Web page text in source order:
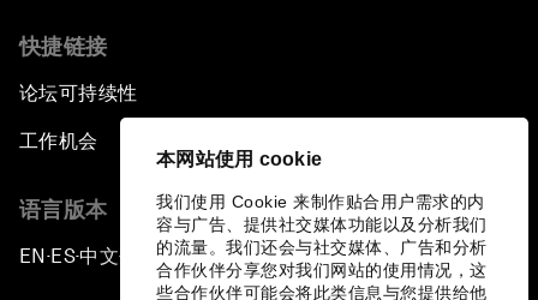
本网站使用 cookie
我们使用 Cookie 来制作贴合用户需求的内
容与广告、提供社交媒体功能以及分析我们
的流量。我们还会与社交媒体、广告和分析
合作伙伴分享您对我们网站的使用情况，这
些合作伙伴可能会将此类信息与您提供给他
快捷链接
论坛可持续性
工作机会
语言版本
EN ▪ES▪中文▪ 日本語